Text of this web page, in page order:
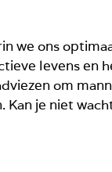
we ons
levens en
om
je niet